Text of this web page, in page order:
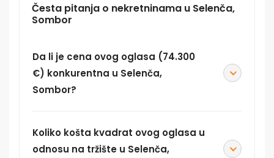
Česta pitanja o nekretninama u Selenča,
Sombor
Da li je cena ovog oglasa (74.300
€) konkurentna u Selenča,
Sombor?
Koliko košta kvadrat ovog oglasa u
odnosu na tržište u Selenča,